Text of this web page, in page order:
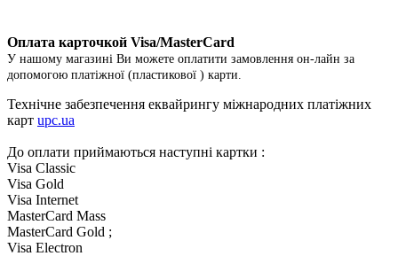
Оплата карточкой Visa/MasterCard
У нашому магазині Ви можете оплатити замовлення он-лайн за
допомогою платіжної (пластикової ) карти.
Технічне забезпечення еквайрингу міжнародних платіжних
карт upc.ua
До оплати приймаються наступні картки :
Visa Classic
Visa Gold
Visa Internet
MasterCard Mass
MasterCard Gold ;
Visa Electron